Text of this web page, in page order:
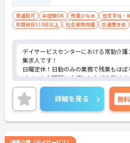
車通勤可 未経験OK 残業少なめ 住宅手当・
年間休日110日以上
社会保険完備 交通費支給
デイサービスセンターにおける常勤介
集求人です！
日曜定休！日勤のみの業務で残業もほぼ
イベートな時間も大切にしながら働けま
能な託児所もあり子育て中の方も安心！
ご興味ある方には、面接のポイントなど
細をお話致しますのでお気軽にご相談く
詳細を見る 無料